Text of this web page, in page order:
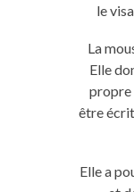
le
La
Elle
propre
être
Elle a